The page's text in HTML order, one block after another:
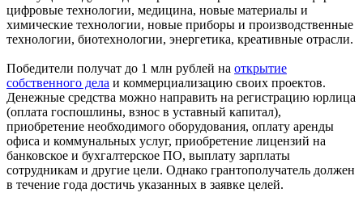
цифровые технологии, медицина, новые материалы и
химические технологии, новые приборы и производственные
технологии, биотехнологии, энергетика, креативные отрасли.
Победители получат до 1 млн рублей на открытие
собственного дела и коммерциализацию своих проектов.
Денежные средства можно направить на регистрацию юрлица
(оплата госпошлины, взнос в уставный капитал),
приобретение необходимого оборудования, оплату аренды
офиса и коммунальных услуг, приобретение лицензий на
банковское и бухгалтерское ПО, выплату зарплаты
сотрудникам и другие цели. Однако грантополучатель должен
в течение года достичь указанных в заявке целей.